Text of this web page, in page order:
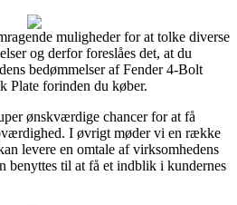
muligheder for at tolke diverse
og derfor foreslåes det, at du
bedømmelser af Fender 4-Bolt
Plate forinden du køber.
ønskværdige chancer for at få
I øvrigt møder vi en række
levere en omtale af virksomhedens
benyttes til at få et indblik i kundernes